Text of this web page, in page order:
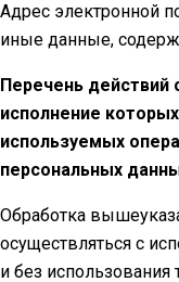
Адрес электронной
иные данные,
Перечень
исполнение
используемых
персональных
Обработка
осуществляться с
и без